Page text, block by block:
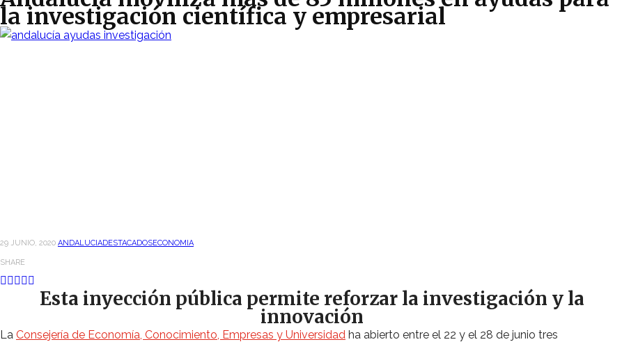
la investigación científica y empresarial
29 JUNIO, 2020 ANDALUCIADESTACADOSECONOMIA
SHARE
Esta inyección pública permite reforzar la investigación y la
innovación
La Consejería de Economía, Conocimiento, Empresas y Universidad ha abierto entre el 22 y el 28 de junio tres